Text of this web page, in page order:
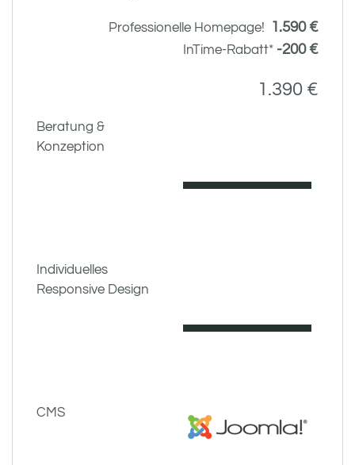
Professionelle Homepage! 1.590 €
InTime-Rabatt* -200 €
1.390 €
Beratung &
Konzeption
Individuelles
Responsive Design
CMS